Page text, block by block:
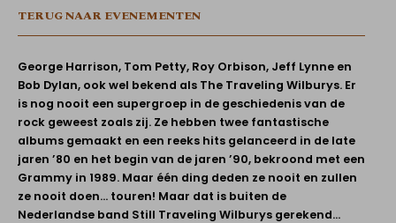
TERUG NAAR EVENEMENTEN
George Harrison, Tom Petty, Roy Orbison, Jeff Lynne en
Bob Dylan, ook wel bekend als The Traveling Wilburys. Er
is nog nooit een supergroep in de geschiedenis van de
rock geweest zoals zij. Ze hebben twee fantastische
albums gemaakt en een reeks hits gelanceerd in de late
jaren ’80 en het begin van de jaren ’90, bekroond met een
Grammy in 1989. Maar één ding deden ze nooit en zullen
ze nooit doen… touren! Maar dat is buiten de
Nederlandse band Still Traveling Wilburys gerekend…